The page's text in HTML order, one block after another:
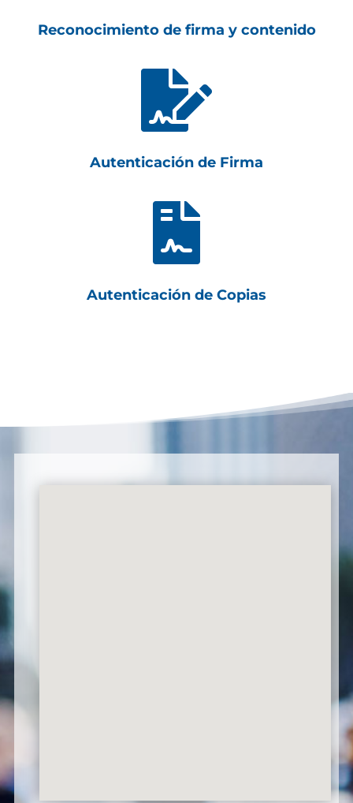
Reconocimiento de firma y contenido

Autenticación de Firma

Autenticación de Copias